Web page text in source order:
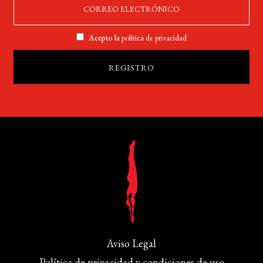
Acepto lapolítica de privacidad
Aviso Legal